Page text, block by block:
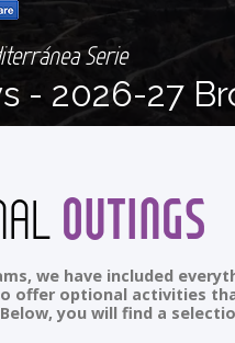
Serie
- 2026-27
OUTINGS
we have included
offer optional activities
you will find a